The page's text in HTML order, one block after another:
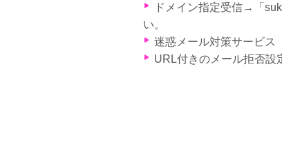
ドメイン指定受信→「
い。
迷惑メール対策サービス
URL付きのメール拒否設